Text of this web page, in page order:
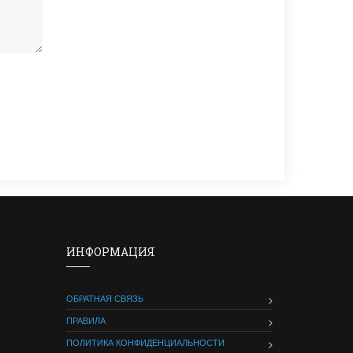
ИНФОРМАЦИЯ
ОБРАТНАЯ СВЯЗЬ
ПРАВИЛА
ПОЛИТИКА КОНФИДЕНЦИАЛЬНОСТИ